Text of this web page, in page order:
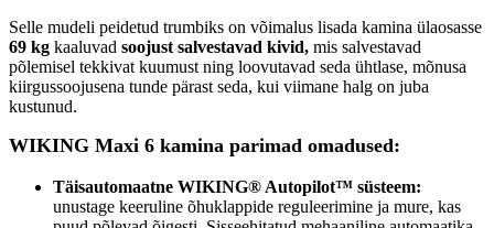
Selle mudeli peidetud trumbiks on võimalus lisada kamina ülaosasse
69 kg kaaluvad soojust salvestavad kivid, mis salvestavad
põlemisel tekkivat kuumust ning loovutavad seda ühtlase, mõnusa
kiirgussoojusena tunde pärast seda, kui viimane halg on juba
kustunud.
WIKING Maxi 6 kamina parimad omadused:
Täisautomaatne WIKING® Autopilot™ süsteem:
unustage keeruline õhuklappide reguleerimine ja mure, kas